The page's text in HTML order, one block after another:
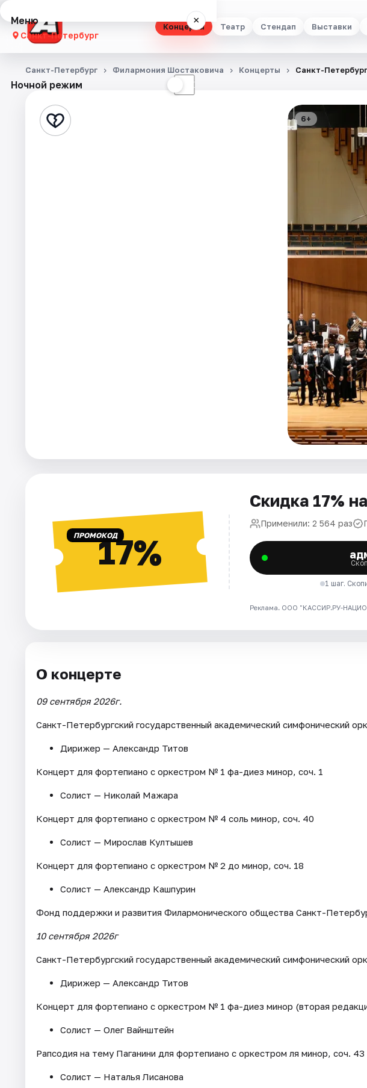
Концерты Театр Стендап Выставки
Меню ×
Санкт-Петербург
Концерты
Стендап
Ночной режим ☾
Санкт-Петербург Филармония Шостаковича Концерты Санкт-
6+
ПРОМОКОД17%
Скидка 17%
Применили: 2 564 раз
1 шаг.
Реклама. ООО "КАССИР.РУ-
О концерте
09 сентября 2026г.
Санкт-Петербургский государственный академический симфонический
Дирижер — Александр Титов
Концерт для фортепиано с оркестром № 1 фа-диез минор, соч. 1
Солист — Николай Мажара
Концерт для фортепиано с оркестром № 4 соль минор, соч. 40
Солист — Мирослав Култышев
Концерт для фортепиано с оркестром № 2 до минор, соч. 18
Солист — Александр Кашпурин
Фонд поддержки и развития Филармонического общества Санкт-
10 сентября 2026г
Санкт-Петербургский государственный академический симфонический
Дирижер — Александр Титов
Концерт для фортепиано с оркестром № 1 фа-диез минор (вторая
Солист — Олег Вайнштейн
Рапсодия на тему Паганини для фортепиано с оркестром ля минор, соч. 43
Солист — Наталья Лисанова